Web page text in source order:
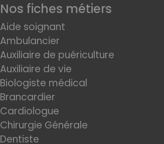
Nos fiches métiers
Aide soignant
Ambulancier
Auxiliaire de puériculture
Auxiliaire de vie
Biologiste médical
Brancardier
Cardiologue
Chirurgie Générale
Dentiste